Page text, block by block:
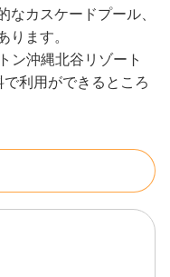
なカスケードプール、
ります。
ン沖縄北谷リゾート
利用ができるところ